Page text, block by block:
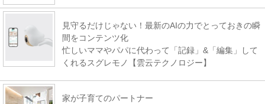
見守るだけじゃない！最新のAIの力でとっておきの瞬
間をコンテンツ化
忙しいママやパパに代わって「記録」&「編集」して
くれるスグレモノ【雲云テクノロジー】
家が子育てのパートナー